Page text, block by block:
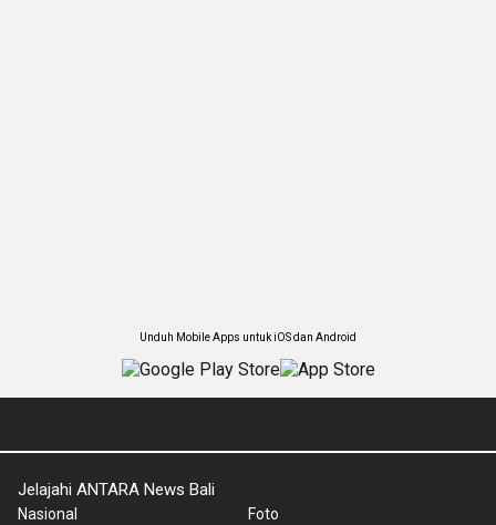
Unduh Mobile Apps untuk iOS dan Android
Jelajahi ANTARA News Bali
Nasional
Foto